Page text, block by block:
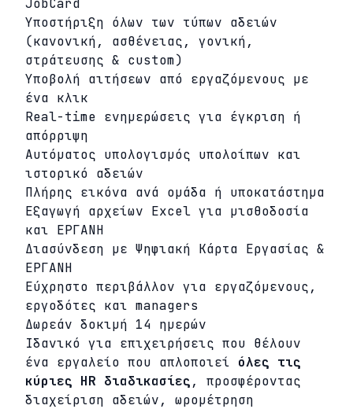
Υποστήριξη όλων των τύπων αδειών
(κανονική, ασθένειας, γονική,
στράτευσης & custom)
Υποβολή αιτήσεων από εργαζόμενους με
ένα κλικ
Real-time ενημερώσεις για έγκριση ή
απόρριψη
Αυτόματος υπολογισμός υπολοίπων και
ιστορικό αδειών
Πλήρης εικόνα ανά ομάδα ή υποκατάστημα
Εξαγωγή αρχείων Excel για μισθοδοσία
και ΕΡΓΑΝΗ
Διασύνδεση με Ψηφιακή Κάρτα Εργασίας &
ΕΡΓΑΝΗ
Εύχρηστο περιβάλλον για εργαζόμενους,
εργοδότες και managers
Δωρεάν δοκιμή 14 ημερών
Ιδανικό για επιχειρήσεις που θέλουν
ένα εργαλείο που απλοποιεί όλες τις
κύριες HR διαδικασίες, προσφέροντας
διαχείριση αδειών, ωρομέτρηση